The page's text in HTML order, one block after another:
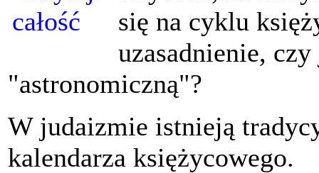
się na cyklu
uzasadnienie,
"astronomiczną"?
W judaizmie istnieją
kalendarza księżycowego.